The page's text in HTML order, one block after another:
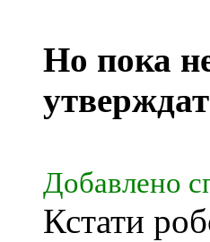
Но пока
Добавлено
Кстати